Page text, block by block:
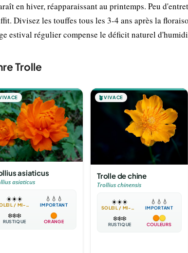
en hiver, réapparaissant au printemps. Peu
Divisez les touffes tous les 3-4 ans après la
estival régulier compense le déficit naturel
Trolle
asiaticus
asiaticus
☀️☀️☀️
SOLEIL / MI-OMBRE
💧 💧 💧
IMPORTANT
❄️❄️❄️
RUSTIQUE ORANGE
🪴VIVACE
Trolle de chine
Trollius chinensis
☀️☀️☀️
SOLEIL / MI-OMBRE
💧 💧 💧
IMPORTANT
❄️❄️❄️
RUSTIQUE COULEURS